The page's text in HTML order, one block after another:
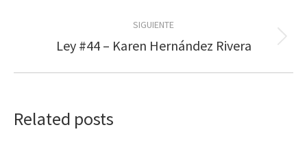
SIGUIENTE
Publicación
Ley #44 – Karen Hernández Rivera
Related posts